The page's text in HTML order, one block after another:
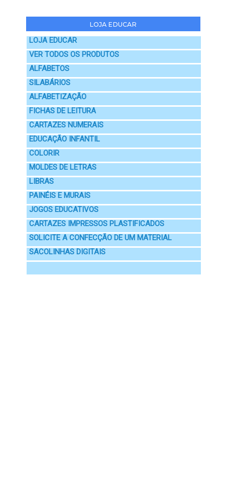
LOJA EDUCAR
LOJA EDUCAR
VER TODOS OS PRODUTOS
ALFABETOS
SILABÁRIOS
ALFABETIZAÇÃO
FICHAS DE LEITURA
CARTAZES NUMERAIS
EDUCAÇÃO INFANTIL
COLORIR
MOLDES DE LETRAS
LIBRAS
PAINÉIS E MURAIS
JOGOS EDUCATIVOS
CARTAZES IMPRESSOS PLASTIFICADOS
SOLICITE A CONFECÇÃO DE UM MATERIAL
SACOLINHAS DIGITAIS